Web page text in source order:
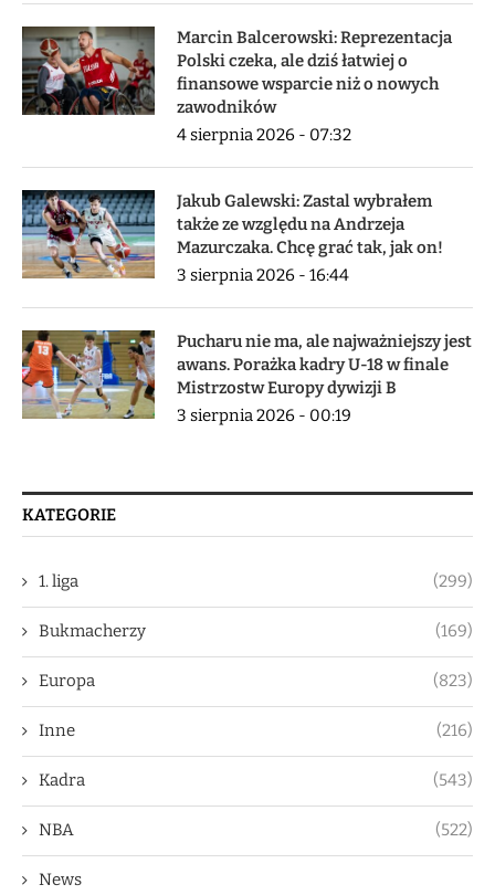
Marcin Balcerowski: Reprezentacja
Polski czeka, ale dziś łatwiej o
finansowe wsparcie niż o nowych
zawodników
4 sierpnia 2026 - 07:32
Jakub Galewski: Zastal wybrałem
także ze względu na Andrzeja
Mazurczaka. Chcę grać tak, jak on!
3 sierpnia 2026 - 16:44
Pucharu nie ma, ale najważniejszy jest
awans. Porażka kadry U-18 w finale
Mistrzostw Europy dywizji B
3 sierpnia 2026 - 00:19
KATEGORIE
1. liga (299)
Bukmacherzy (169)
Europa (823)
Inne (216)
Kadra (543)
NBA (522)
News